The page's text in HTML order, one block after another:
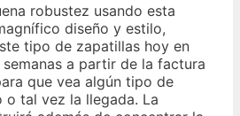
robustez usando esta
diseño y estilo,
tipo de zapatillas hoy en
a partir de la factura
que vea algún tipo de
o tal vez la llegada. La